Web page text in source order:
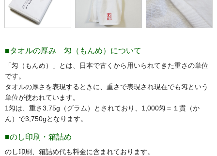
■タオルの厚み 匁（もんめ）について
「匁（もんめ）」とは、日本で古くから用いられてきた重さの単位
です。
タオルの厚さを表現するときに、重さで表現され現在でも匁という
単位が使われています。
1匁は、重さ3.75g（グラム）とされており、1,000匁＝１貫（か
ん）で3,750gとなります。
■のし印刷・箱詰め
のし印刷、箱詰め代も料金に含まれております。